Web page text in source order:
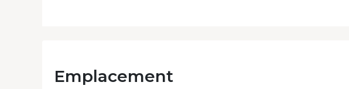
Emplacement